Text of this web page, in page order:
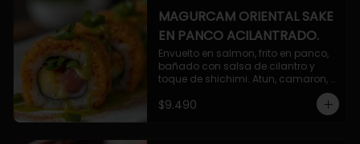
MAGURCAM ORIENTAL SAKE
EN PANCO ACILANTRADO.
Envuelto en salmon, frito en panco,
bañado con salsa de cilantro y
toque de shichimi. Atun, camaron,
$9.490